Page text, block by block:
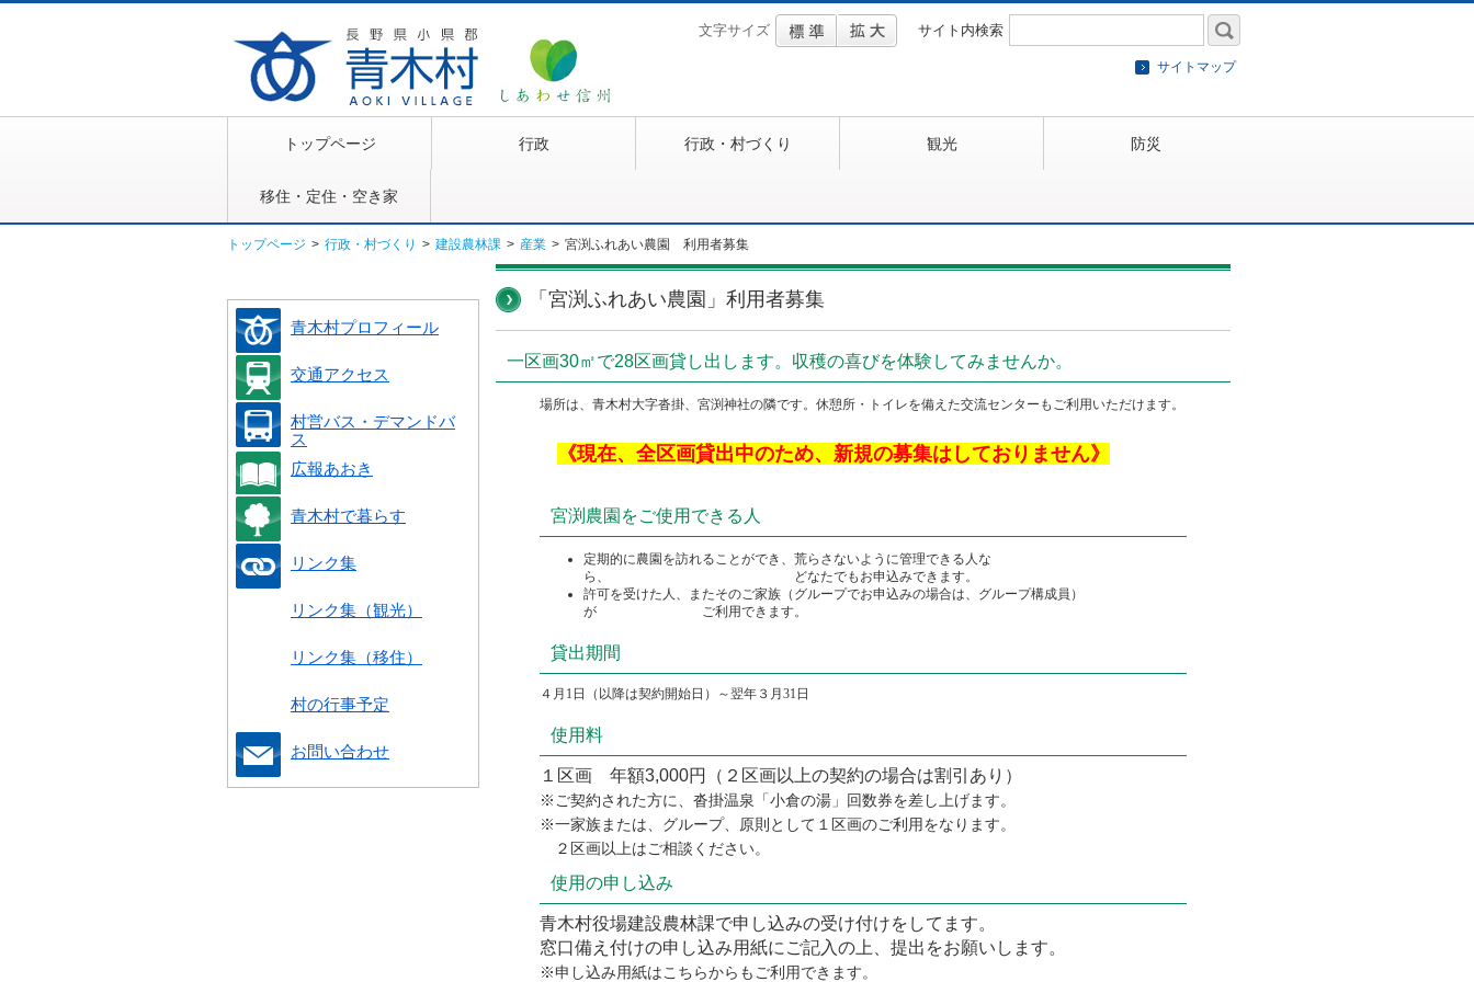
文字サイズ サイト内検索
サイトマップ
トップページ 行政 行政・村づくり 観光 防災
移住・定住・空き家
トップページ > 行政・村づくり > 建設農林課 > 産業 > 宮渕ふれあい農園 利用者募集
青木村プロフィール
交通アクセス
村営バス・デマンドバ
ス
広報あおき
青木村で暮らす
リンク集
リンク集（観光）
リンク集（移住）
村の行事予定
お問い合わせ
「宮渕ふれあい農園」利用者募集
一区画30㎡で28区画貸し出します。収穫の喜びを体験してみませんか。
場所は、青木村大字沓掛、宮渕神社の隣です。休憩所・トイレを備えた交流センターもご利用いただけます。
《現在、全区画貸出中のため、新規の募集はしておりません》
宮渕農園をご使用できる人
定期的に農園を訪れることができ、荒らさないように管理できる人な
ら、 どなたでもお申込みできます。
許可を受けた人、またそのご家族（グループでお申込みの場合は、グループ構成員）
が ご利用できます。
貸出期間
４月1日（以降は契約開始日）～翌年３月31日
使用料
１区画 年額3,000円（２区画以上の契約の場合は割引あり）
※ご契約された方に、沓掛温泉「小倉の湯」回数券を差し上げます。
※一家族または、グループ、原則として１区画のご利用をなります。
２区画以上はご相談ください。
使用の申し込み
青木村役場建設農林課で申し込みの受け付けをしてます。
窓口備え付けの申し込み用紙にご記入の上、提出をお願いします。
※申し込み用紙はこちらからもご利用できます。